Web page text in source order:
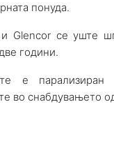
понуда.
Glencor се уште
години.
е
во снабдувањето